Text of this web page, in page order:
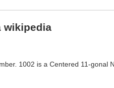
wikipedia
1002 is a Centered 11-gonal